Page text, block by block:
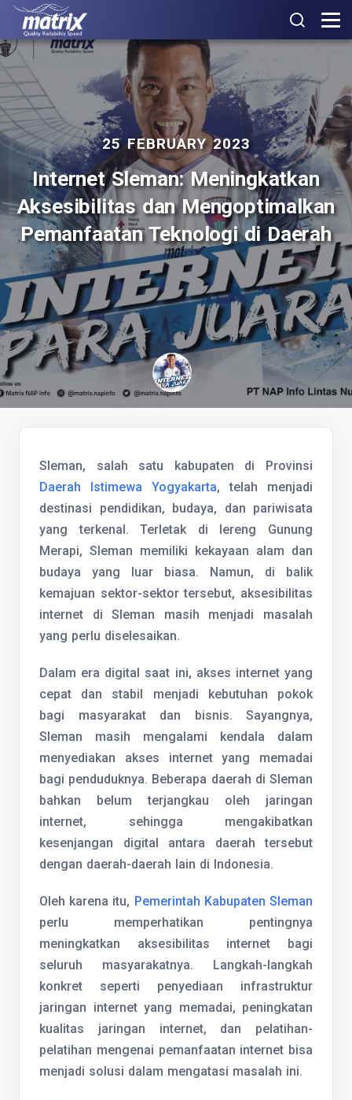
25 FEBRUARY 2023
Internet Sleman: Meningkatkan
Aksesibilitas dan Mengoptimalkan
Pemanfaatan Teknologi di Daerah
Sleman, salah satu kabupaten di Provinsi
Daerah Istimewa Yogyakarta, telah menjadi
destinasi pendidikan, budaya, dan pariwisata
yang terkenal. Terletak di lereng Gunung
Merapi, Sleman memiliki kekayaan alam dan
budaya yang luar biasa. Namun, di balik
kemajuan sektor-sektor tersebut, aksesibilitas
internet di Sleman masih menjadi masalah
yang perlu diselesaikan.
Dalam era digital saat ini, akses internet yang
cepat dan stabil menjadi kebutuhan pokok
bagi masyarakat dan bisnis. Sayangnya,
Sleman masih mengalami kendala dalam
menyediakan akses internet yang memadai
bagi penduduknya. Beberapa daerah di Sleman
bahkan belum terjangkau oleh jaringan
internet, sehingga mengakibatkan
kesenjangan digital antara daerah tersebut
dengan daerah-daerah lain di Indonesia.
Oleh karena itu, Pemerintah Kabupaten Sleman
perlu memperhatikan pentingnya
meningkatkan aksesibilitas internet bagi
seluruh masyarakatnya. Langkah-langkah
konkret seperti penyediaan infrastruktur
jaringan internet yang memadai, peningkatan
kualitas jaringan internet, dan pelatihan-
pelatihan mengenai pemanfaatan internet bisa
menjadi solusi dalam mengatasi masalah ini.